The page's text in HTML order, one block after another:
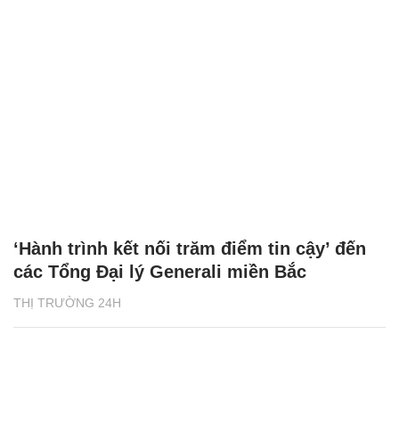
THỊ TRƯỜNG 24H
‘Hành trình kết nối trăm điểm tin cậy’ đến
các Tổng Đại lý Generali miền Bắc